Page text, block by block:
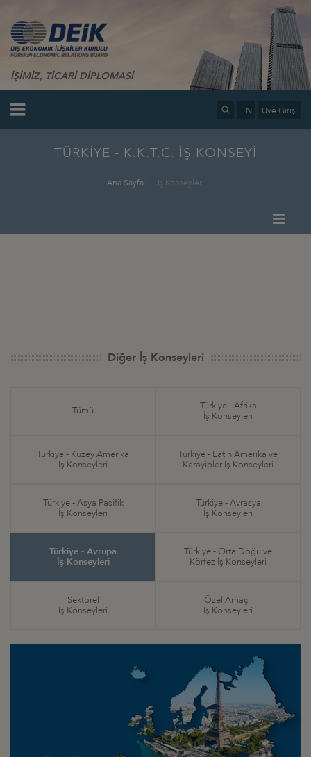
İŞİMİZ, TİCARİ DİPLOMASİ
EN Üye Girişi
TÜRKİYE - K.K.T.C. İŞ KONSEYİ
Ana Sayfa İş Konseyleri
Diğer İş Konseyleri
Tümü
Türkiye - Afrika
İş Konseyleri
Türkiye - Kuzey Amerika
İş Konseyleri
Türkiye - Latin Amerika ve
Karayipler İş Konseyleri
Türkiye - Asya Pasifik
İş Konseyleri
Türkiye - Avrasya
İş Konseyleri
Türkiye - Avrupa
İş Konseyleri
Türkiye - Orta Doğu ve
Körfez İş Konseyleri
Sektörel
İş Konseyleri
Özel Amaçlı
İş Konseyleri